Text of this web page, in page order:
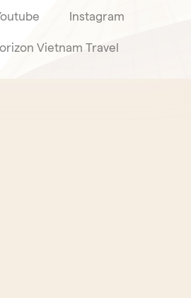
Instagram
Vietnam Travel